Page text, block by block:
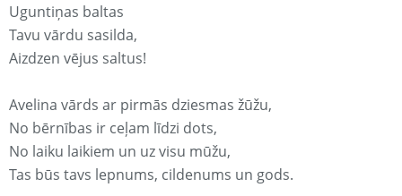
Uguntiņas baltas
Tavu vārdu sasilda,
Aizdzen vējus saltus!
Avelina vārds ar pirmās dziesmas žūžu,
No bērnības ir ceļam līdzi dots,
No laiku laikiem un uz visu mūžu,
Tas būs tavs lepnums, cildenums un gods.